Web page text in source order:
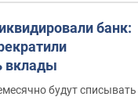
банк:
вклады
будут списывать